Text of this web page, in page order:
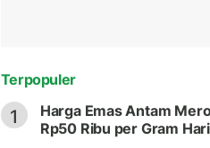
Terpopuler
1
Harga Emas Antam
Rp50 Ribu per Gram